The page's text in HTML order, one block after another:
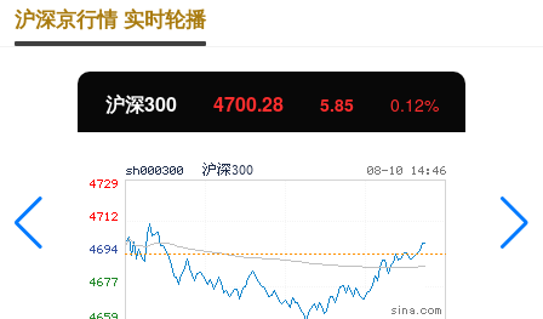
沪深京行情 实时轮播
沪深300 4700.28 5.85 0.12%